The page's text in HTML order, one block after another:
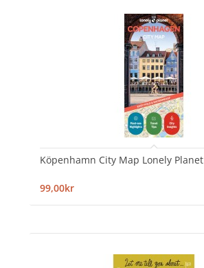
Köpenhamn City Map Lonely Planet
99,00kr